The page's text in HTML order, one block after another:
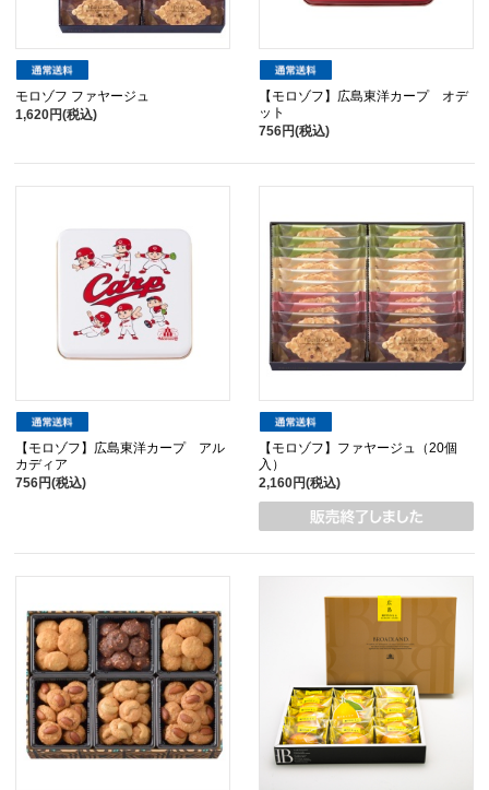
モロゾフ ファヤージュ
1,620円(税込)
【モロゾフ】広島東洋カープ オデ
ット
756円(税込)
【モロゾフ】広島東洋カープ アル
カディア
756円(税込)
【モロゾフ】ファヤージュ（20個
入）
2,160円(税込)